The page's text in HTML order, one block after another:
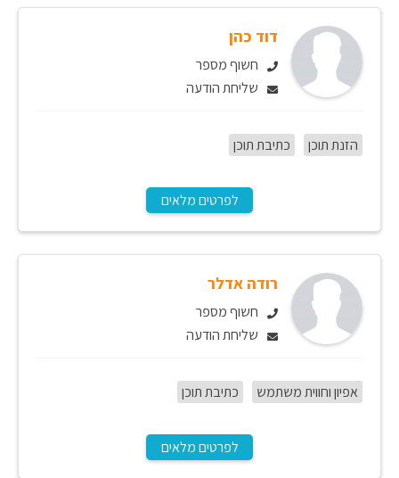
דוד כהן
חשוף מספר
שליחת הודעה
הזנת תוכן כתיבת תוכן
לפרטים מלאים
רודה אדלר
חשוף מספר
שליחת הודעה
אפיון וחווית משתמש כתיבת תוכן
לפרטים מלאים